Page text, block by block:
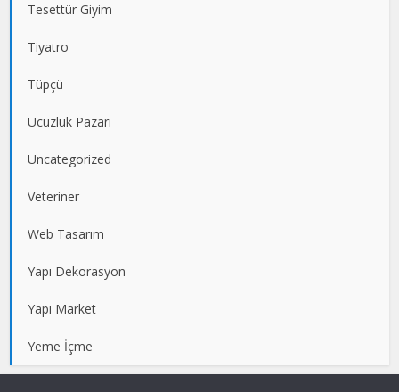
Tesettür Giyim
Tiyatro
Tüpçü
Ucuzluk Pazarı
Uncategorized
Veteriner
Web Tasarım
Yapı Dekorasyon
Yapı Market
Yeme İçme